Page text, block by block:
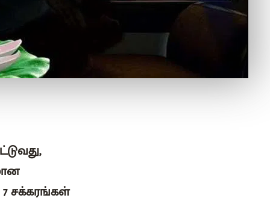
சக்கரங்கள்